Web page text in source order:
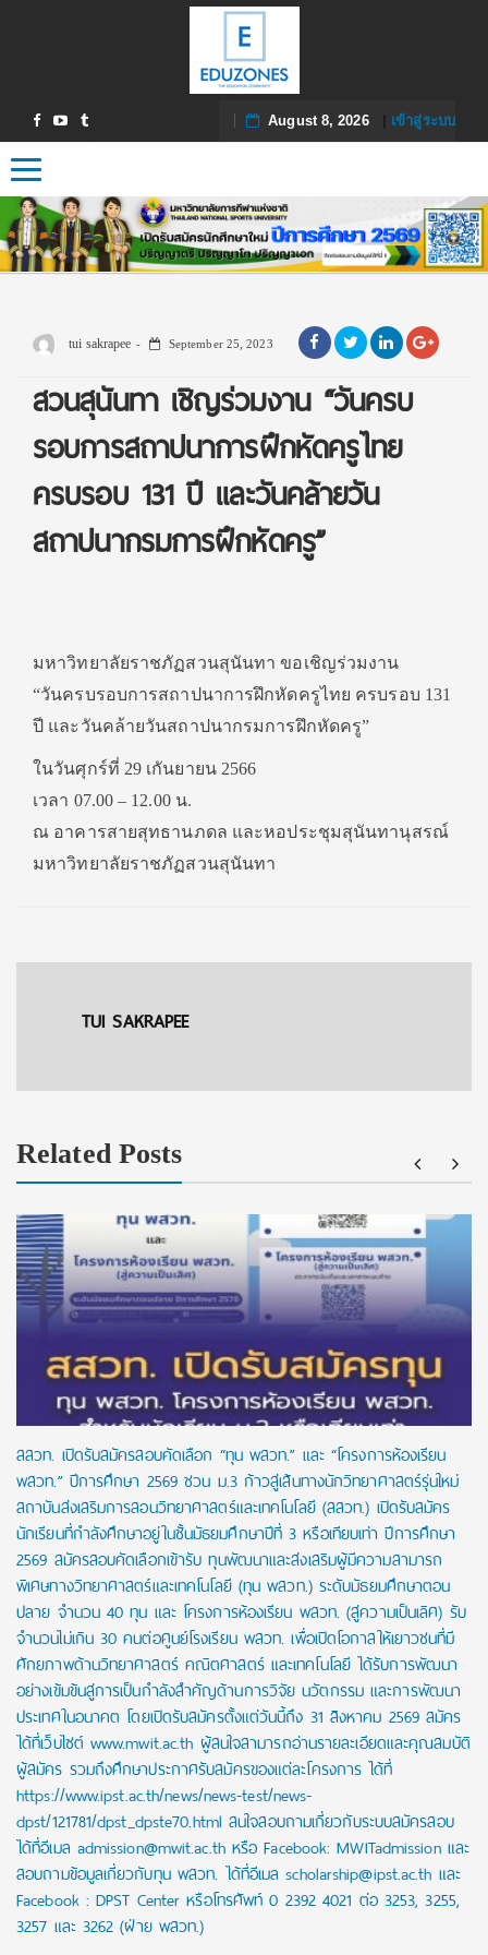
August 8, 2026| เข้าสู่ระบบ
Toggle navigation
tui sakrapee September 25, 2023
สวนสุนันทา เชิญร่วมงาน “วันครบ
รอบการสถาปนาการฝึกหัดครูไทย
ครบรอบ 131 ปี และวันคล้ายวัน
สถาปนากรมการฝึกหัดครู”
มหาวิทยาลัยราชภัฏสวนสุนันทา ขอเชิญร่วมงาน
“วันครบรอบการสถาปนาการฝึกหัดครูไทย ครบรอบ 131
ปี และวันคล้ายวันสถาปนากรมการฝึกหัดครู”
ในวันศุกร์ที่ 29 เกันยายน 2566
เวลา 07.00 – 12.00 น.
ณ อาคารสายสุทธานภดล และหอประชุมสุนันทานุสรณ์
มหาวิทยาลัยราชภัฏสวนสุนันทา
TUI SAKRAPEE
Related Posts
สสวท. เปิดรับสมัครสอบคัดเลือก “ทุน พสวท.” และ “โครงการห้องเรียน
พสวท.” ปีการศึกษา 2569 ชวน ม.3 ก้าวสู่เส้นทางนักวิทยาศาสตร์รุ่นใหม่
สถาบันส่งเสริมการสอนวิทยาศาสตร์และเทคโนโลยี (สสวท.) เปิดรับสมัคร
นักเรียนที่กำลังศึกษาอยู่ในชั้นมัธยมศึกษาปีที่ 3 หรือเทียบเท่า ปีการศึกษา
2569 สมัครสอบคัดเลือกเข้ารับ ทุนพัฒนาและส่งเสริมผู้มีความสามารถ
พิเศษทางวิทยาศาสตร์และเทคโนโลยี (ทุน พสวท.) ระดับมัธยมศึกษาตอน
ปลาย จำนวน 40 ทุน และ โครงการห้องเรียน พสวท. (สู่ความเป็นเลิศ) รับ
จำนวนไม่เกิน 30 คนต่อศูนย์โรงเรียน พสวท. เพื่อเปิดโอกาสให้เยาวชนที่มี
ศักยภาพด้านวิทยาศาสตร์ คณิตศาสตร์ และเทคโนโลยี ได้รับการพัฒนา
อย่างเข้มข้นสู่การเป็นกำลังสำคัญด้านการวิจัย นวัตกรรม และการพัฒนา
ประเทศในอนาคต โดยเปิดรับสมัครตั้งแต่วันนี้ถึง 31 สิงหาคม 2569 สมัคร
ได้ที่เว็บไซต์ www.mwit.ac.th ผู้สนใจสามารถอ่านรายละเอียดและคุณสมบัติ
ผู้สมัคร รวมถึงศึกษาประกาศรับสมัครของแต่ละโครงการ ได้ที่
https://www.ipst.ac.th/news/news-test/news-
dpst/121781/dpst_dpste70.html สนใจสอบถามเกี่ยวกับระบบสมัครสอบ
ได้ที่อีเมล admission@mwit.ac.th หรือ Facebook: MWITadmission และ
สอบถามข้อมูลเกี่ยวกับทุน พสวท. ได้ที่อีเมล scholarship@ipst.ac.th และ
Facebook : DPST Center หรือโทรศัพท์ 0 2392 4021 ต่อ 3253, 3255,
3257 และ 3262 (ฝ่าย พสวท.)